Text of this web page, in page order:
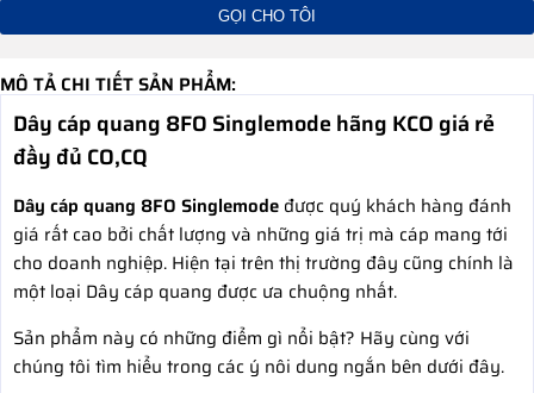
MÔ TẢ CHI TIẾT SẢN PHẨM:
Dây cáp quang 8FO Singlemode hãng KCO giá rẻ
đầy đủ CO,CQ
Dây cáp quang 8FO Singlemode được quý khách hàng đánh
giá rất cao bởi chất lượng và những giá trị mà cáp mang tới
cho doanh nghiệp. Hiện tại trên thị trường đây cũng chính là
một loại Dây cáp quang được ưa chuộng nhất.
Sản phẩm này có những điểm gì nổi bật? Hãy cùng với
chúng tôi tìm hiểu trong các ý nôi dung ngắn bên dưới đây.